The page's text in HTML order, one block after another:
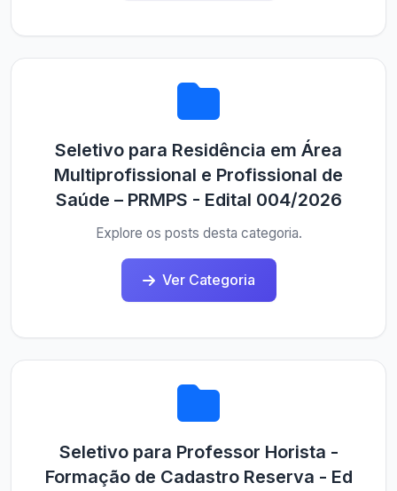
Seletivo para Residência em Área
Multiprofissional e Profissional de
Saúde – PRMPS - Edital 004/2026
Explore os posts desta categoria.
Ver Categoria
Seletivo para Professor Horista -
Formação de Cadastro Reserva - Ed